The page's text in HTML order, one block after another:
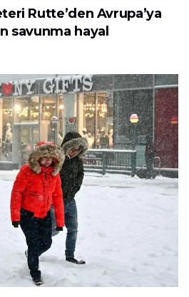
Rutte’den Avrupa’ya
savunma hayal